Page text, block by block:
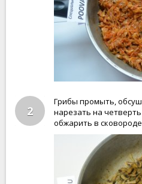
2
Грибы промыть,
нарезать на
обжарить в